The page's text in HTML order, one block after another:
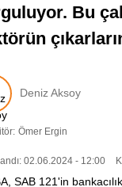
Bu
Deniz Aksoy
Ömer Ergin
02.06.2024 - 12:00